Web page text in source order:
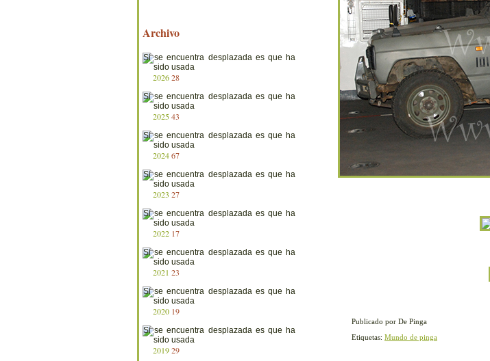
Publicado por De Pinga
Etiquetas: Mundo de pinga
Archivo
202628
202543
202467
2023 27
2022 17
2021 23
2020 19
201929